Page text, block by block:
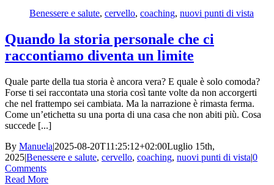
Benessere e salute, cervello, coaching, nuovi punti di vista
Quando la storia personale che ci
raccontiamo diventa un limite
Quale parte della tua storia è ancora vera? E quale è solo comoda?
Forse ti sei raccontatə una storia così tante volte da non accorgerti
che nel frattempo sei cambiata. Ma la narrazione è rimasta ferma.
Come un’etichetta su una porta di una casa che non abiti più. Cosa
succede [...]
By Manuela|2025-08-20T11:25:12+02:00Luglio 15th,
2025|Benessere e salute, cervello, coaching, nuovi punti di vista|0
Comments
Read More